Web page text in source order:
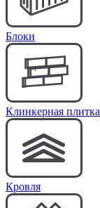
Блоки
Клинкерная плитка
Кровля